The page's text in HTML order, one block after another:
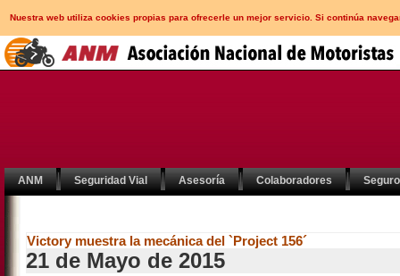
Nuestra web utiliza cookies propias para ofrecerle un mejor servicio. Si continúa
ANM Seguridad Vial Asesoría Colaboradores
Victory muestra la mecánica del `Project 156´
21 de Mayo de 2015